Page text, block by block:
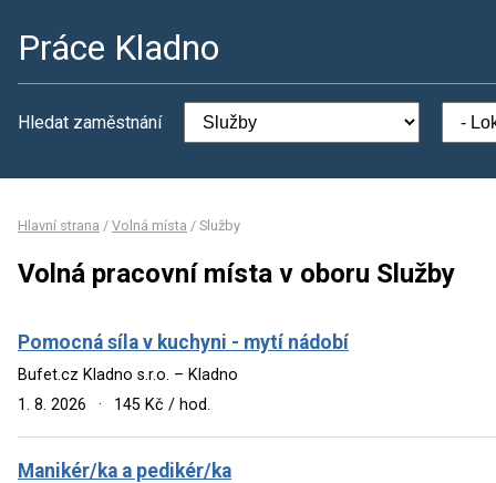
Práce Kladno
Hledat zaměstnání
Hlavní strana / Volná místa / Služby
Volná pracovní místa v oboru Služby
Pomocná síla v kuchyni - mytí nádobí
Bufet.cz Kladno s.r.o. – Kladno
1. 8. 2026
· 145 Kč / hod.
Manikér/ka a pedikér/ka